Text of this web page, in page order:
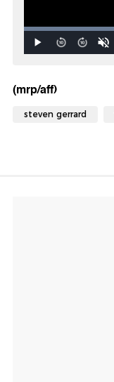
(mrp/aff)
steven gerrard